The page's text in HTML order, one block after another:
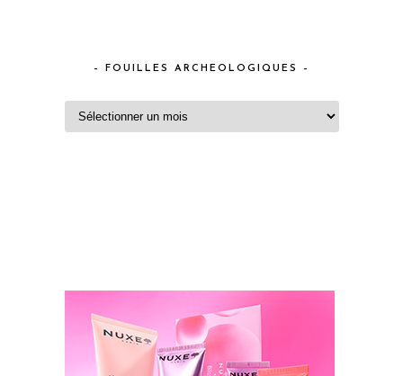
– FOUILLES ARCHEOLOGIQUES –